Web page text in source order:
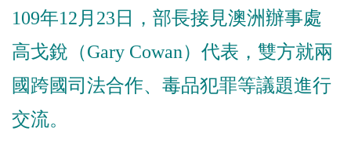
109年12月23日，部長接見澳洲辦事處
高戈銳（Gary Cowan）代表，雙方就兩
國跨國司法合作、毒品犯罪等議題進行
交流。